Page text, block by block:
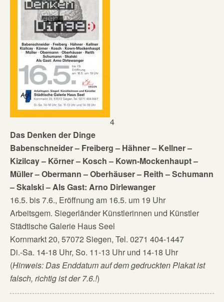
4
Das Denken der Dinge
Babenschneider – Freiberg – Hähner – Kellner –
Kizilcay – Körner – Kosch – Kown-Mockenhaupt –
Müller – Obermann – Oberhäuser – Reith – Schumann
– Skalski – Als Gast: Arno Dirlewanger
16.5. bis 7.6., Eröffnung am 16.5. um 19 Uhr
Arbeitsgem. Siegerländer Künstlerinnen und Künstler
Städtische Galerie Haus Seel
Kornmarkt 20, 57072 Siegen, Tel. 0271 404-1447
Di.-Sa. 14-18 Uhr, So. 11-13 Uhr und 14-18 Uhr
(Hinweis: Das Enddatum auf dem gedruckten Plakat ist
falsch, richtig ist der 7.6.!)